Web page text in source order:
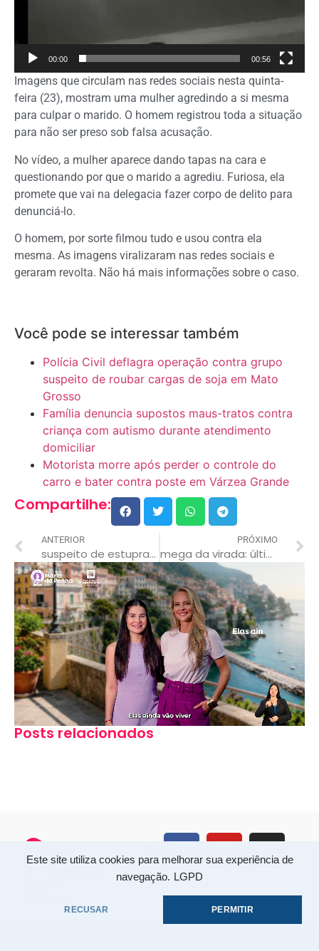
Este site utiliza cookies para melhorar sua experiência de
navegação. LGPD
RECUSAR PERMITIR
00:00 00:56
Imagens que circulam nas redes sociais nesta quinta-
feira (23), mostram uma mulher agredindo a si mesma
para culpar o marido. O homem registrou toda a situação
para não ser preso sob falsa acusação.
No vídeo, a mulher aparece dando tapas na cara e
questionando por que o marido a agrediu. Furiosa, ela
promete que vai na delegacia fazer corpo de delito para
denunciá-lo.
O homem, por sorte filmou tudo e usou contra ela
mesma. As imagens viralizaram nas redes sociais e
geraram revolta. Não há mais informações sobre o caso.
Você pode se interessar também
Polícia Civil deflagra operação contra grupo
suspeito de roubar cargas de soja em Mato
Grosso
Família denuncia supostos maus-tratos contra
criança com autismo durante atendimento
domiciliar
Motorista morre após perder o controle do
carro e bater contra poste em Várzea Grande
Compartilhe:
ANTERIOR
suspeito de estuprar enteada é achado morto em lixão
PRÓXIMO
mega da virada: últimos dias para fazer apostas
Posts relacionados